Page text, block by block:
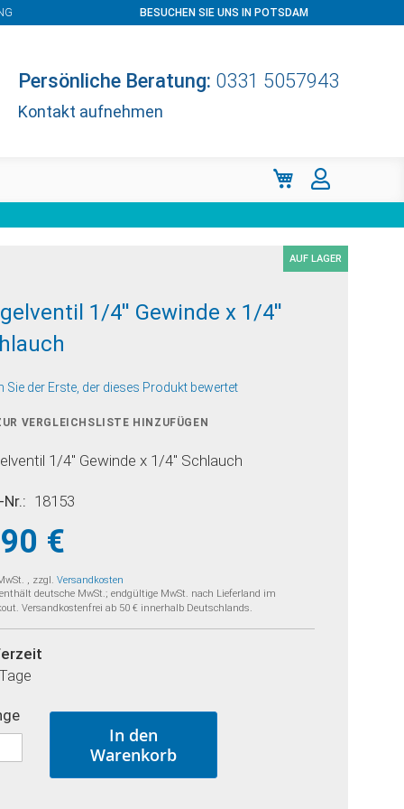
BESUCHEN SIE UNS IN POTSDAM
Persönliche Beratung: 0331 5057943
Kontakt aufnehmen
Mein Warenkorb
AUF LAGER
1/4'' Gewinde x 1/4''
Sie der Erste, der dieses Produkt bewertet
VERGLEICHSLISTE HINZUFÜGEN
1/4'' Gewinde x 1/4'' Schlauch
18153
€
, zzgl.Versandkosten
deutsche MwSt.; endgültige MwSt. nach Lieferland im
Versandkostenfrei ab 50 € innerhalb Deutschlands.
In den
Warenkorb